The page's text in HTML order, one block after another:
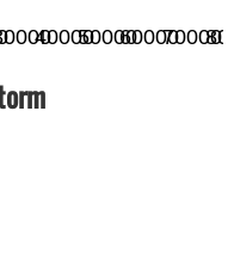
40000500006000070000